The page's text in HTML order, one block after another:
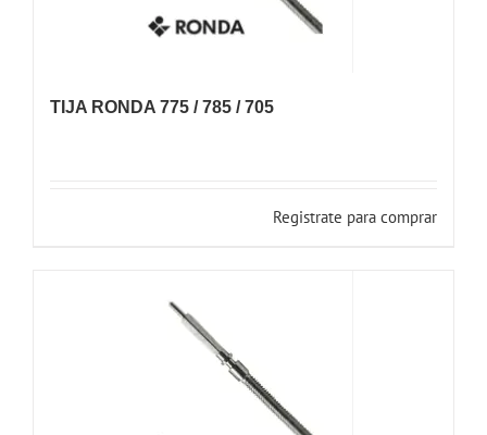
TIJA RONDA 775 / 785 / 705
Registrate para comprar